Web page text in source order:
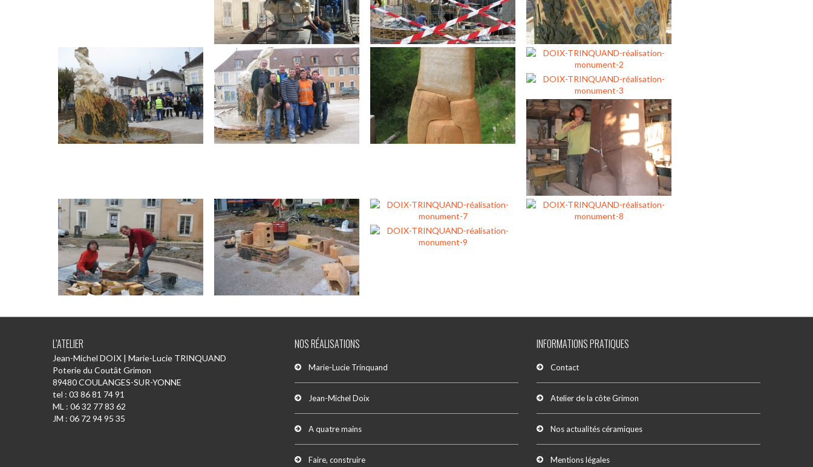
L’ATELIER
Jean-Michel DOIX | Marie-Lucie TRINQUAND
Poterie du Coutât Grimon
89480 COULANGES-SUR-YONNE
tel : 03 86 81 74 91
ML : 06 32 77 83 62
JM : 06 72 94 95 35
NOS RÉALISATIONS
Marie-Lucie Trinquand
Jean-Michel Doix
A quatre mains
Faire, construire
INFORMATIONS PRATIQUES
Contact
Atelier de la côte Grimon
Nos actualités céramiques
Mentions légales